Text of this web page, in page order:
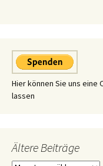
Hier können Sie uns eine
lassen
Ältere Beiträge